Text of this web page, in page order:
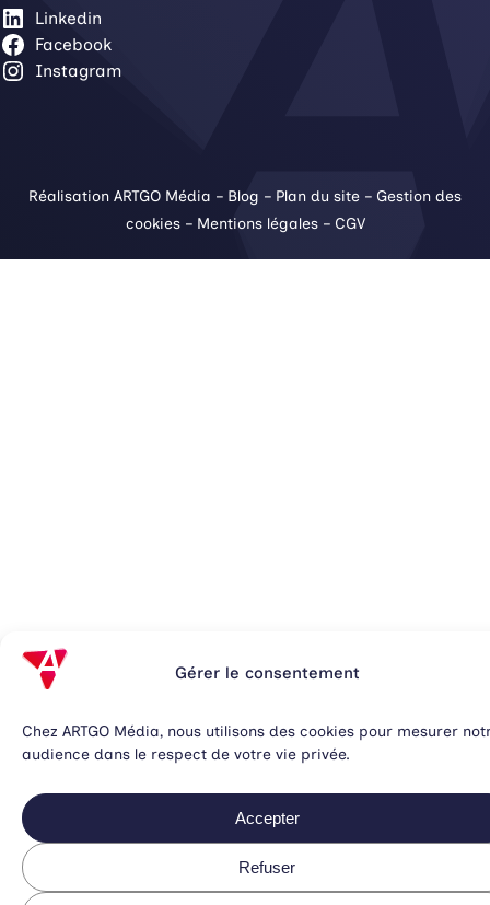
Gérer le consentement
Chez ARTGO Média, nous utilisons des cookies pour mesurer
audience dans le respect de votre vie privée.
Accepter
Refuser
Linkedin
Facebook
Instagram
Réalisation ARTGO Média – Blog – Plan du site – Gestion des
cookies– Mentions légales– CGV